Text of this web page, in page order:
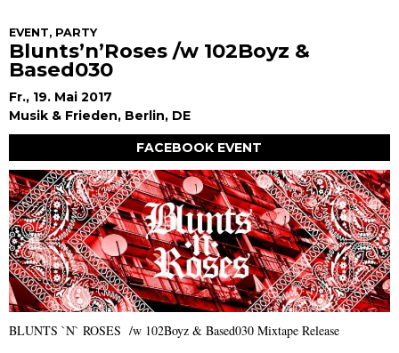
EVENT, PARTY
Blunts’n’Roses /w 102Boyz &
Based030
Fr., 19. Mai 2017
Musik & Frieden, Berlin, DE
FACEBOOK EVENT
BLUNTS `N` ROSES /w 102Boyz & Based030 Mixtape Release